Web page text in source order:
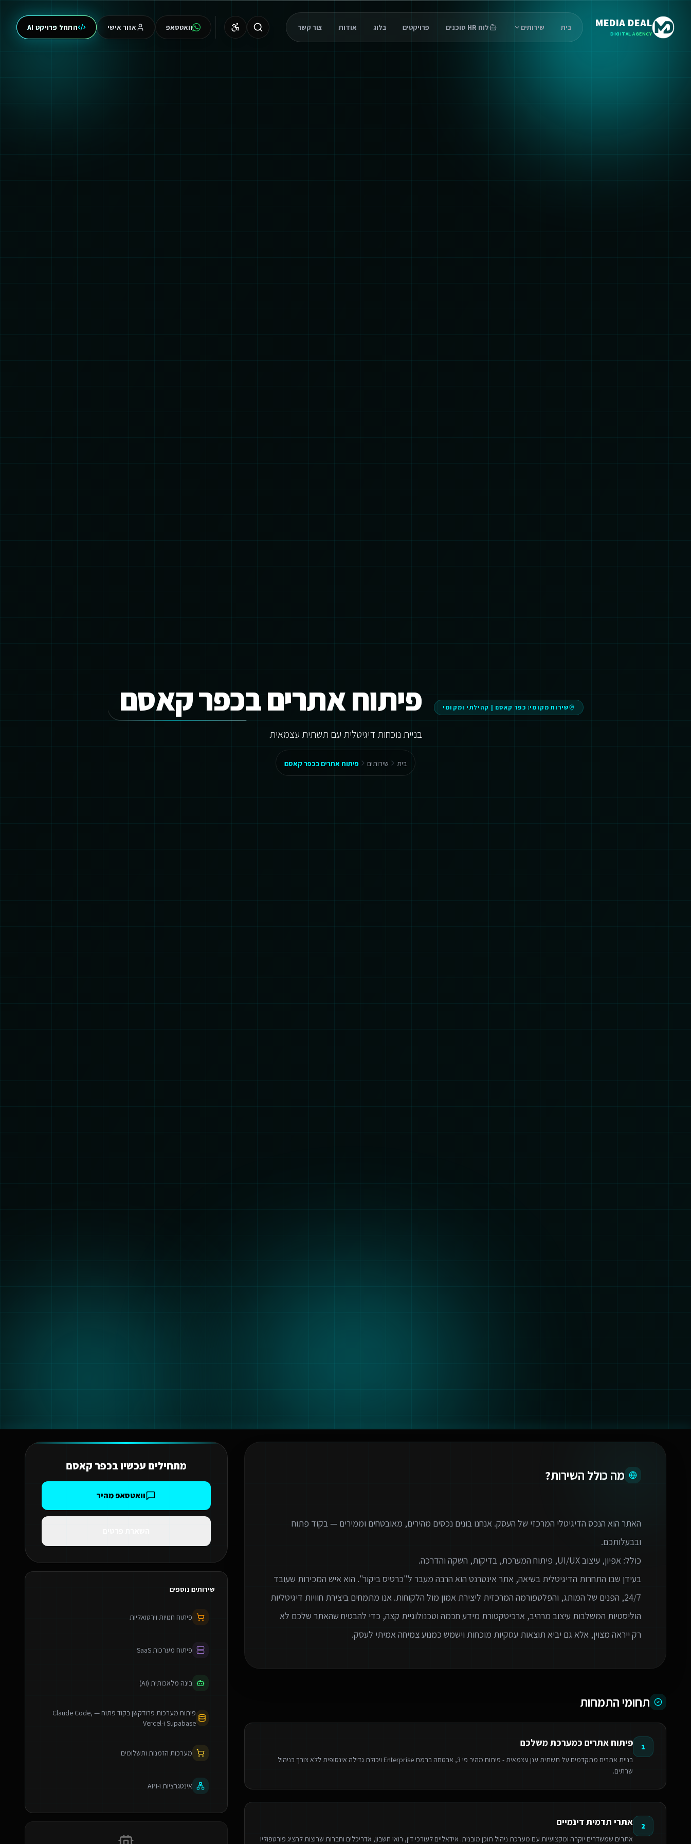
MEDIA DEAL
DIGITAL AGENCY
בית שירותים לוח HR סוכנים פרויקטים בלוג אודות צור קשר וואטסאפ אזור אישי התחל פרויקט AI
שירות מקומי: כפר קאסם | קהילתי ומקומי פיתוח אתרים בכפר קאסם
בניית נוכחות דיגיטלית עם תשתית עצמאית
בית שירותים פיתוח אתרים בכפר קאסם
מה כולל השירות?
האתר הוא הנכס הדיגיטלי המרכזי של העסק. אנחנו בונים נכסים מהירים, מאובטחים וממירים — בקוד פתוח
בעידן שבו התחרות הדיגיטלית בשיאה, אתר אינטרנט הוא הרבה מעבר ל"כרטיס ביקור". הוא איש המכירות שעובד
24/7, הפנים של המותג, והפלטפורמה המרכזית ליצירת אמון מול הלקוחות. אנו מתמחים ביצירת חוויות דיגיטליות
הוליסטיות המשלבות עיצוב מרהיב, ארכיטקטורת מידע חכמה וטכנולוגיית קצה, כדי להבטיח שהאתר שלכם לא
רק ייראה מצוין, אלא גם יביא תוצאות עסקיות מוכחות וישמש כמנוע צמיחה אמיתי לעסק.
תחומי התמחות
1 פיתוח אתרים כמערכת משלכם
בניית אתרים מתקדמים על תשתית ענן עצמאית - פיתוח מהיר פי 3, אבטחה ברמת Enterprise ויכולת גדילה אינסופית ללא צורך בניהול
שרתים.
2 אתרי תדמית דינמיים
אתרים שמשדרים יוקרה ומקצועיות עם מערכת ניהול תוכן מובנית. אידאליים לעורכי דין, רואי חשבון, אדריכלים וחברות שרוצות להציג פורטפוליו
מתחילים עכשיו בכפר קאסם
וואטסאפ מהיר
שירותים נוספים
פיתוח חנויות וירטואליות
פיתוח מערכות SaaS
בינה מלאכותית (AI)
פיתוח מערכות פרודקשן בקוד פתוח — Claude Code,
Supabase ו-Vercel
מערכות הזמנות ותשלומים
אינטגרציות ו-API